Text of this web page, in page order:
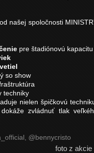
našej spoločnosti
pre štadiónovú kapacitu
so show
techniky
nielen špičkovú
zvládnuť tlak
@bennycristo
foto z akcie